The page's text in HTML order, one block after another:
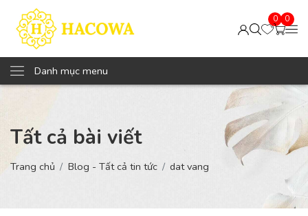
0 0
Danh mục menu
Tất cả bài viết
Trang chủ Blog - Tất cả tin tức dat vang